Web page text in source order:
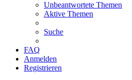
Unbeantwortete Themen
Aktive Themen
Suche
FAQ
Anmelden
Registrieren